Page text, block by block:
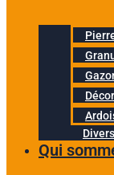
Divers
Qui